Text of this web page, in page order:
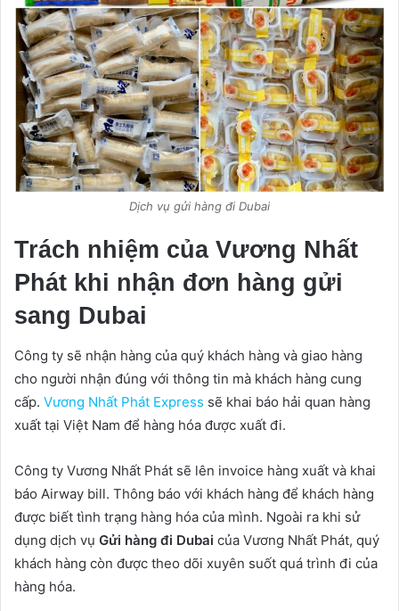
Dịch vụ gửi hàng đi Dubai
Trách nhiệm của Vương Nhất
Phát khi nhận đơn hàng gửi
sang Dubai
Công ty sẽ nhận hàng của quý khách hàng và giao hàng
cho người nhận đúng với thông tin mà khách hàng cung
cấp. Vương Nhất Phát Express sẽ khai báo hải quan hàng
xuất tại Việt Nam để hàng hóa được xuất đi.
Công ty Vương Nhất Phát sẽ lên invoice hàng xuất và khai
báo Airway bill. Thông báo với khách hàng để khách hàng
được biết tình trạng hàng hóa của mình. Ngoài ra khi sử
dụng dịch vụ Gửi hàng đi Dubai của Vương Nhất Phát, quý
khách hàng còn được theo dõi xuyên suốt quá trình đi của
hàng hóa.